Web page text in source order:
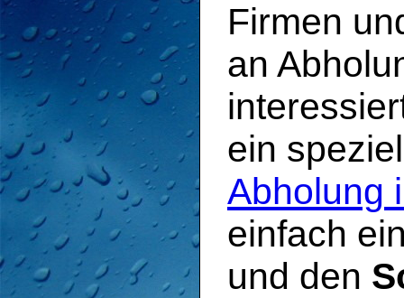
Firmen
an
ein
Abholung
einfach
und den